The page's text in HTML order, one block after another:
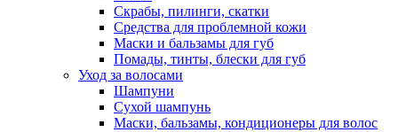
Скрабы, пилинги, скатки
Средства для проблемной кожи
Маски и бальзамы для губ
Помады, тинты, блески для губ
Уход за волосами
Шампуни
Сухой шампунь
Маски, бальзамы, кондиционеры для волос